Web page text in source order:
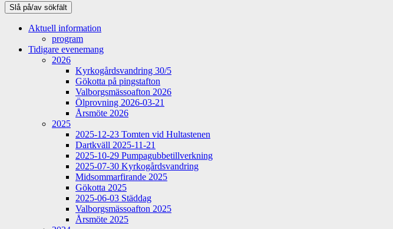
Slå på/av sökfält
Aktuell information
program
Tidigare evenemang
2026
Kyrkogårdsvandring 30/5
Gökotta på pingstafton
Valborgsmässoafton 2026
Ölprovning 2026-03-21
Årsmöte 2026
2025
2025-12-23 Tomten vid Hultastenen
Dartkväll 2025-11-21
2025-10-29 Pumpagubbetillverkning
2025-07-30 Kyrkogårdsvandring
Midsommarfirande 2025
Gökotta 2025
2025-06-03 Städdag
Valborgsmässoafton 2025
Årsmöte 2025